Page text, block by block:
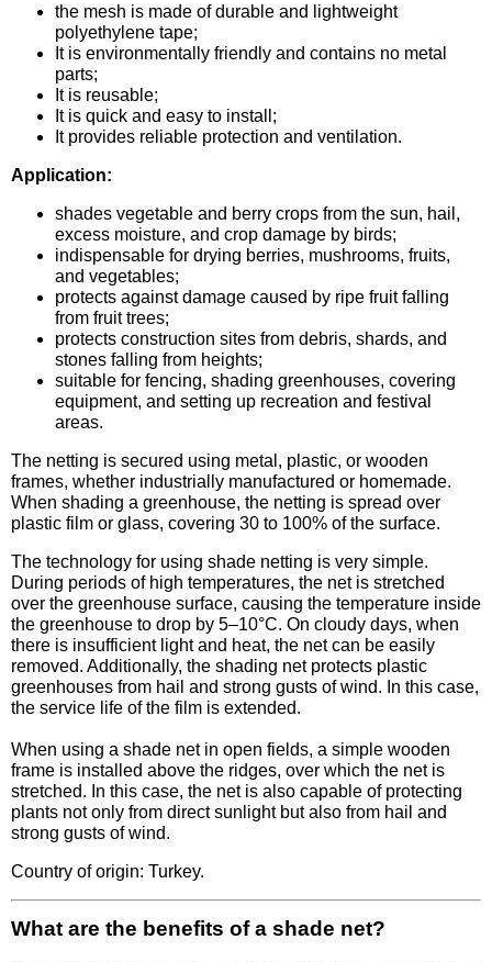
the mesh is made of durable and lightweight
polyethylene tape;
It is environmentally friendly and contains no metal
parts;
It is reusable;
It is quick and easy to install;
It provides reliable protection and ventilation.
Application:
shades vegetable and berry crops from the sun, hail,
excess moisture, and crop damage by birds;
indispensable for drying berries, mushrooms, fruits,
and vegetables;
protects against damage caused by ripe fruit falling
from fruit trees;
protects construction sites from debris, shards, and
stones falling from heights;
suitable for fencing, shading greenhouses, covering
equipment, and setting up recreation and festival
areas.
The netting is secured using metal, plastic, or wooden
frames, whether industrially manufactured or homemade.
When shading a greenhouse, the netting is spread over
plastic film or glass, covering 30 to 100% of the surface.
The technology for using shade netting is very simple.
During periods of high temperatures, the net is stretched
over the greenhouse surface, causing the temperature inside
the greenhouse to drop by 5–10°C. On cloudy days, when
there is insufficient light and heat, the net can be easily
removed. Additionally, the shading net protects plastic
greenhouses from hail and strong gusts of wind. In this case,
the service life of the film is extended.
When using a shade net in open fields, a simple wooden
frame is installed above the ridges, over which the net is
stretched. In this case, the net is also capable of protecting
plants not only from direct sunlight but also from hail and
strong gusts of wind.
Country of origin: Turkey.
What are the benefits of a shade net?
Семена укропа
Семена фасоли
Семена шпината
Семена щавеля
Элитные семена в банках
Препараты для септиков, выгребных ям и
дачных туалетов, биодеструкторы
Хозяйственные товары
Средства защиты растений
Лидеры продаж
Купить семена - хиты продаж
Архив